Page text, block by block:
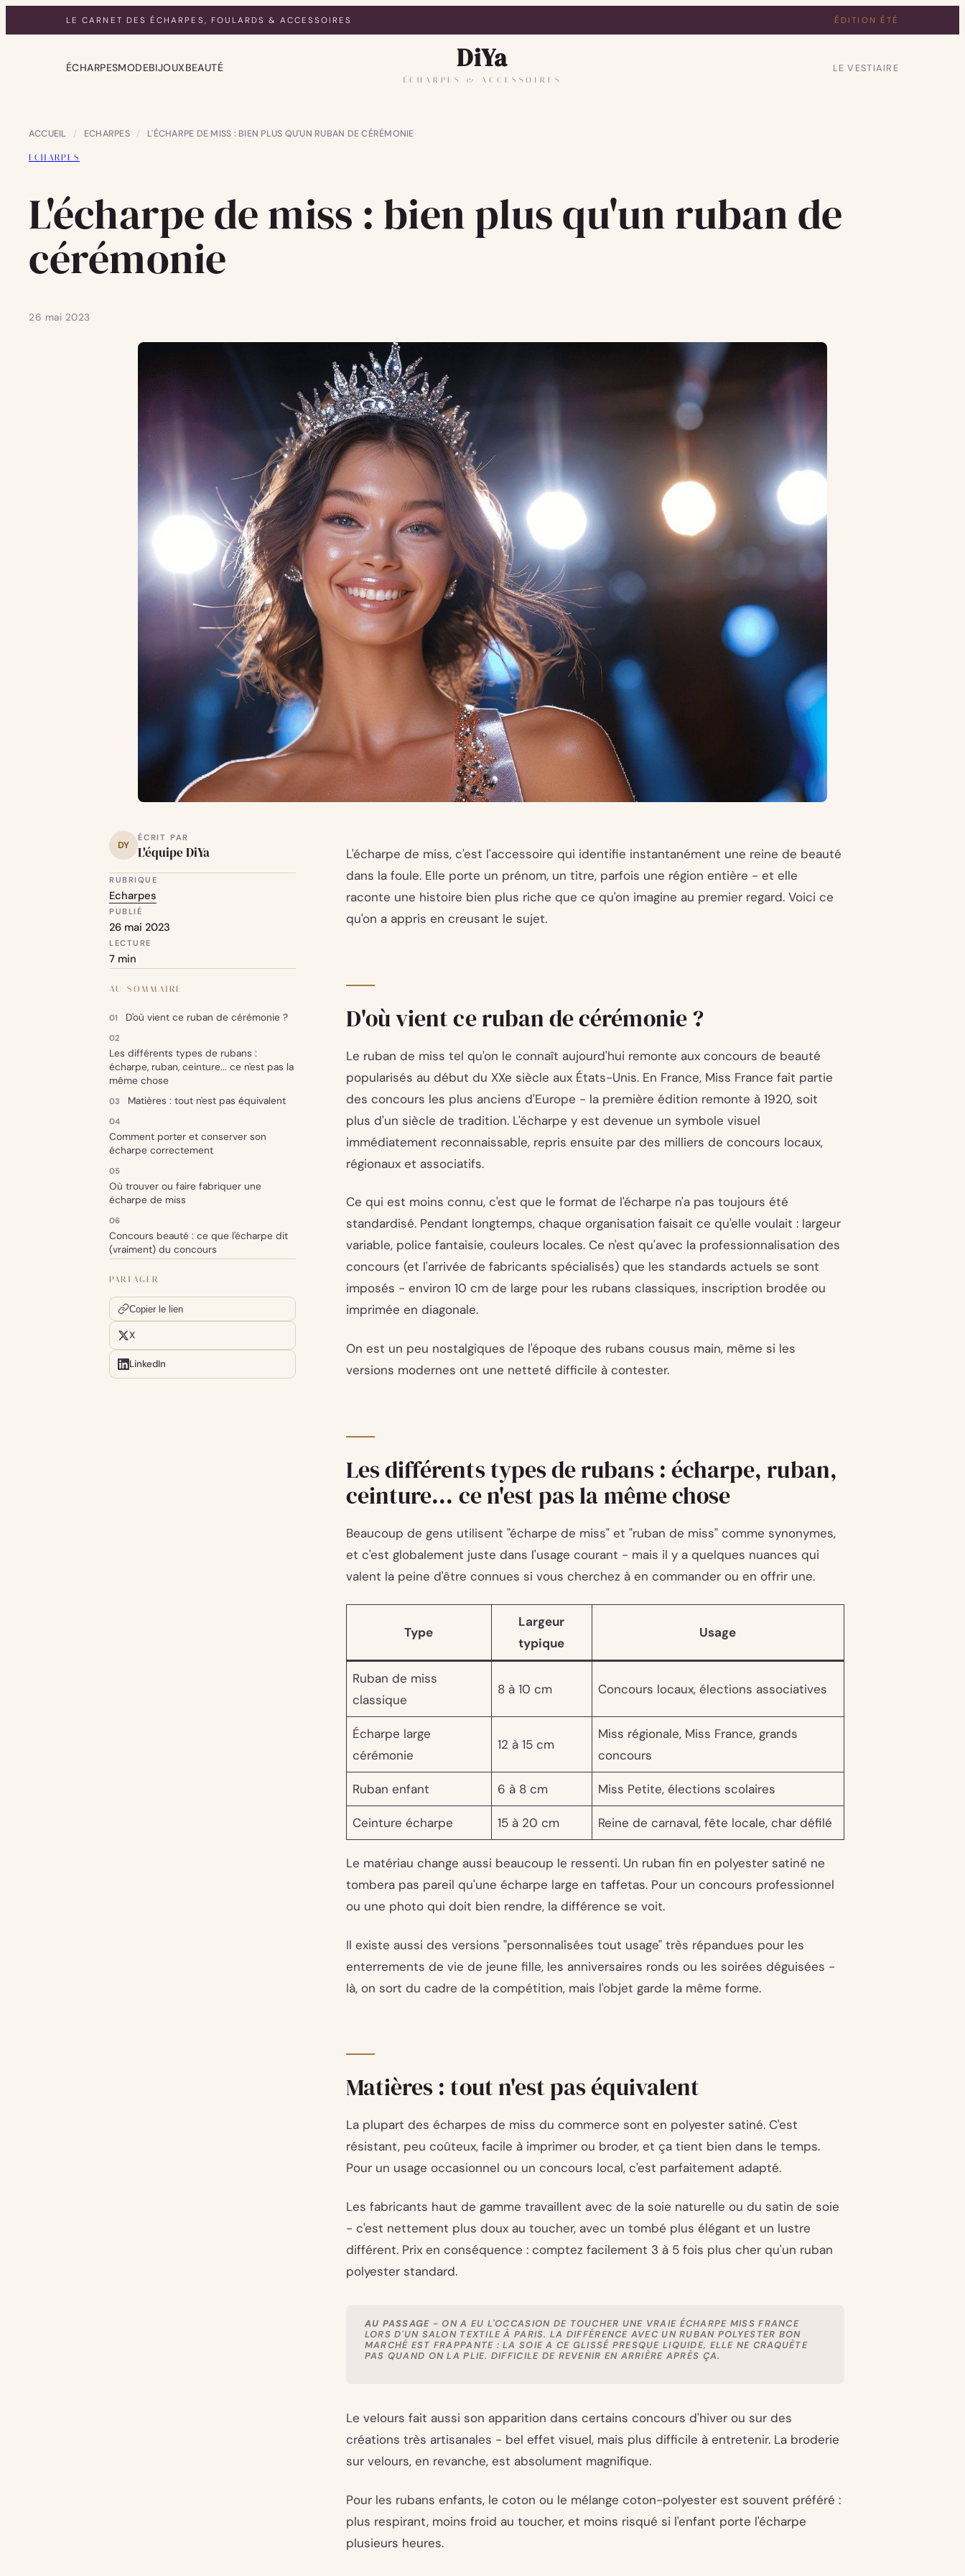
LE CARNET DES ÉCHARPES, FOULARDS & ACCESSOIRES ÉDITION ÉTÉ
ÉCHARPESMODEBIJOUXBEAUTÉ DiYa
ÉCHARPES & ACCESSOIRES
LE VESTIAIRE
ACCUEIL / ECHARPES / L'ÉCHARPE DE MISS : BIEN PLUS QU'UN RUBAN DE CÉRÉMONIE
ECHARPES
L'écharpe de miss : bien plus qu'un ruban de
cérémonie
26 mai 2023
DY
ÉCRIT PAR
L'équipe DiYa
RUBRIQUE
Echarpes
PUBLIÉ
26 mai 2023
LECTURE
7 min
AU SOMMAIRE
D'où vient ce ruban de cérémonie ?
Les différents types de rubans :
écharpe, ruban, ceinture... ce n'est pas la
même chose
Matières : tout n'est pas équivalent
Comment porter et conserver son
écharpe correctement
Où trouver ou faire fabriquer une
écharpe de miss
Concours beauté : ce que l'écharpe dit
(vraiment) du concours
PARTAGER
Copier le lien
X
LinkedIn
L'écharpe de miss, c'est l'accessoire qui identifie instantanément une reine de beauté
dans la foule. Elle porte un prénom, un titre, parfois une région entière - et elle
raconte une histoire bien plus riche que ce qu'on imagine au premier regard. Voici ce
qu'on a appris en creusant le sujet.
D'où vient ce ruban de cérémonie ?
Le ruban de miss tel qu'on le connaît aujourd'hui remonte aux concours de beauté
popularisés au début du XXe siècle aux États-Unis. En France, Miss France fait partie
des concours les plus anciens d'Europe - la première édition remonte à 1920, soit
plus d'un siècle de tradition. L'écharpe y est devenue un symbole visuel
immédiatement reconnaissable, repris ensuite par des milliers de concours locaux,
régionaux et associatifs.
Ce qui est moins connu, c'est que le format de l'écharpe n'a pas toujours été
standardisé. Pendant longtemps, chaque organisation faisait ce qu'elle voulait : largeur
variable, police fantaisie, couleurs locales. Ce n'est qu'avec la professionnalisation des
concours (et l'arrivée de fabricants spécialisés) que les standards actuels se sont
imposés - environ 10 cm de large pour les rubans classiques, inscription brodée ou
imprimée en diagonale.
On est un peu nostalgiques de l'époque des rubans cousus main, même si les
versions modernes ont une netteté difficile à contester.
Les différents types de rubans : écharpe, ruban,
ceinture... ce n'est pas la même chose
Beaucoup de gens utilisent "écharpe de miss" et "ruban de miss" comme synonymes,
et c'est globalement juste dans l'usage courant - mais il y a quelques nuances qui
valent la peine d'être connues si vous cherchez à en commander ou en offrir une.
Type
Largeur
typique
Usage
Ruban de miss
classique
8 à 10 cm Concours locaux, élections associatives
Écharpe large
cérémonie
12 à 15 cm
Miss régionale, Miss France, grands
concours
Ruban enfant 6 à 8 cm Miss Petite, élections scolaires
Ceinture écharpe 15 à 20 cm Reine de carnaval, fête locale, char défilé
Le matériau change aussi beaucoup le ressenti. Un ruban fin en polyester satiné ne
tombera pas pareil qu'une écharpe large en taffetas. Pour un concours professionnel
ou une photo qui doit bien rendre, la différence se voit.
Il existe aussi des versions "personnalisées tout usage" très répandues pour les
enterrements de vie de jeune fille, les anniversaires ronds ou les soirées déguisées -
là, on sort du cadre de la compétition, mais l'objet garde la même forme.
Matières : tout n'est pas équivalent
La plupart des écharpes de miss du commerce sont en polyester satiné. C'est
résistant, peu coûteux, facile à imprimer ou broder, et ça tient bien dans le temps.
Pour un usage occasionnel ou un concours local, c'est parfaitement adapté.
Les fabricants haut de gamme travaillent avec de la soie naturelle ou du satin de soie
- c'est nettement plus doux au toucher, avec un tombé plus élégant et un lustre
différent. Prix en conséquence : comptez facilement 3 à 5 fois plus cher qu'un ruban
polyester standard.
AU PASSAGE - ON A EU L'OCCASION DE TOUCHER UNE VRAIE ÉCHARPE MISS FRANCE
LORS D'UN SALON TEXTILE À PARIS. LA DIFFÉRENCE AVEC UN RUBAN POLYESTER BON
MARCHÉ EST FRAPPANTE : LA SOIE A CE GLISSÉ PRESQUE LIQUIDE, ELLE NE CRAQUÈTE
PAS QUAND ON LA PLIE. DIFFICILE DE REVENIR EN ARRIÈRE APRÈS ÇA.
Le velours fait aussi son apparition dans certains concours d'hiver ou sur des
créations très artisanales - bel effet visuel, mais plus difficile à entretenir. La broderie
sur velours, en revanche, est absolument magnifique.
Pour les rubans enfants, le coton ou le mélange coton-polyester est souvent préféré :
plus respirant, moins froid au toucher, et moins risqué si l'enfant porte l'écharpe
plusieurs heures.